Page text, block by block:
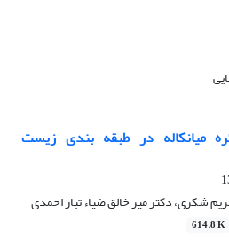
میانکاله در طبقه بندی زیست
شکری، دکتر میر خالق ضیاء تبار احمدی
614.8 K